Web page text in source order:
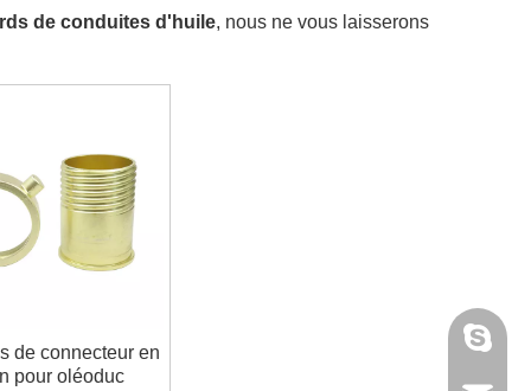
de conduites d'huile, nous ne vous laisserons
de connecteur en
pour oléoduc